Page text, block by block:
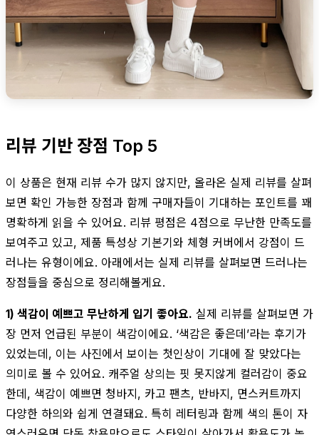
리뷰 기반 장점 Top 5
이 상품은 현재 리뷰 수가 많지 않지만, 올라온 실제 리뷰를 살펴
보면 확인 가능한 장점과 함께 구매자들이 기대하는 포인트를 꽤
명확하게 읽을 수 있어요. 리뷰 평점은 4점으로 무난한 만족도를
보여주고 있고, 제품 특성상 기본기와 체형 커버에서 강점이 드
러나는 유형이에요. 아래에서는 실제 리뷰를 살펴보면 드러나는
장점들을 중심으로 정리해볼게요.
1) 색감이 예쁘고 무난하게 입기 좋아요. 실제 리뷰를 살펴보면 가
장 먼저 언급된 부분이 색감이에요. ‘색감은 좋은데’라는 후기가
있었는데, 이는 사진에서 보이는 첫인상이 기대에 잘 맞았다는
의미로 볼 수 있어요. 캐주얼 상의는 핏 못지않게 컬러감이 중요
한데, 색감이 예쁘면 청바지, 카고 팬츠, 반바지, 면스커트까지
다양한 하의와 쉽게 연결돼요. 특히 레터링과 함께 색의 톤이 자